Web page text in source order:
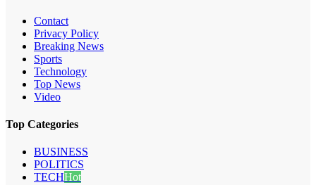
Contact
Privacy Policy
Breaking News
Sports
Technology
Top News
Video
Top Categories
BUSINESS
POLITICS
TECHHot